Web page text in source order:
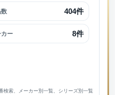
404件
カー 8件
検索、メーカー別一覧、シリーズ別一覧